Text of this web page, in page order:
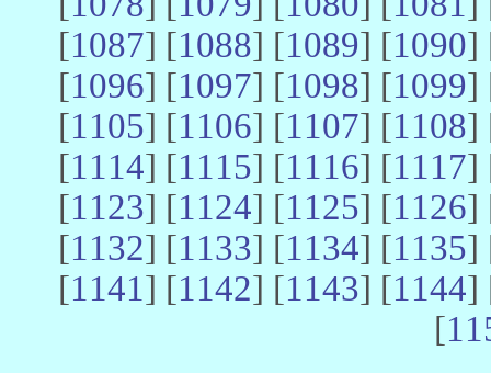
[1087] [1088] [1089] [1090]
[1096] [1097] [1098] [1099]
[1105] [1106] [1107] [1108]
[1114] [1115] [1116] [1117]
[1123] [1124] [1125] [1126]
[1132] [1133] [1134] [1135]
[1141] [1142] [1143] [1144]
[